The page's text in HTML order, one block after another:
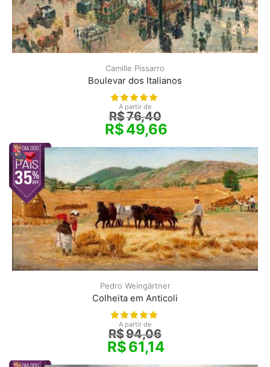
Camille Pissarro
Boulevar dos Italianos
A partir de
R$76,40
R$49,66
Pedro Weingärtner
Colheita em Anticoli
A partir de
R$94,06
R$61,14